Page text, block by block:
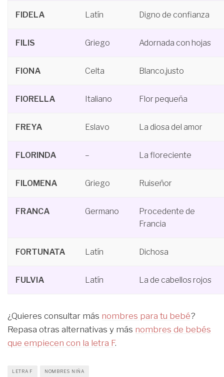
FIDELA Latín Digno de confianza
FILIS Griego Adornada con hojas
FIONA Celta Blanco,justo
FIORELLA Italiano Flor pequeña
FREYA Eslavo La diosa del amor
FLORINDA – La floreciente
FILOMENA Griego Ruiseñor
FRANCA Germano
Procedente de
Francia
FORTUNATA Latín Dichosa
FULVIA Latín La de cabellos rojos
¿Quieres consultar más nombres para tu bebé?
Repasa otras alternativas y más nombres de bebés
que empiecen con la letra F.
LETRA F NOMBRES NIÑA